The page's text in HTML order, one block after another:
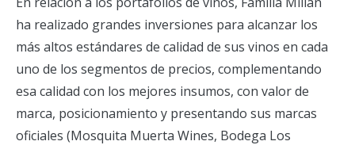
ha realizado grandes inversiones para alcanzar los
más altos estándares de calidad de sus vinos en cada
uno de los segmentos de precios, complementando
esa calidad con los mejores insumos, con valor de
marca, posicionamiento y presentando sus marcas
oficiales (Mosquita Muerta Wines, Bodega Los